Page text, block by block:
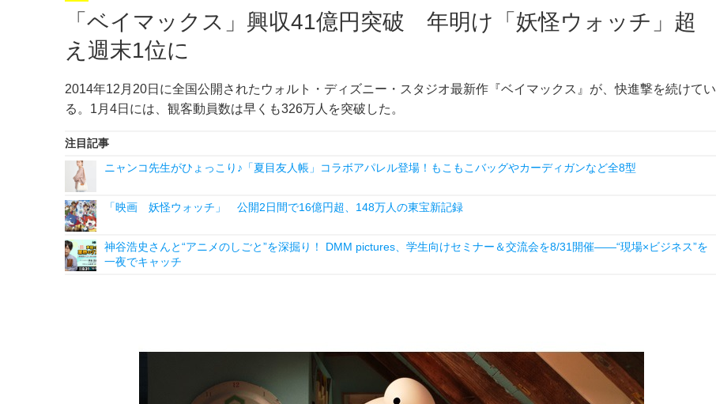
「ベイマックス」興収41億円突破 年明け「妖怪ウォッチ」超
え週末1位に
2014年12月20日に全国公開されたウォルト・ディズニー・スタジオ最新作『ベイマックス』が、快進撃を続けてい
る。1月4日には、観客動員数は早くも326万人を突破した。
注目記事
ニャンコ先生がひょっこり♪「夏目友人帳」コラボアパレル登場！もこもこバッグやカーディガンなど全8型
「映画 妖怪ウォッチ」 公開2日間で16億円超、148万人の東宝新記録
神谷浩史さんと“アニメのしごと”を深掘り！ DMM pictures、学生向けセミナー＆交流会を8/31開催――“現場×ビジネス”を
一夜でキャッチ